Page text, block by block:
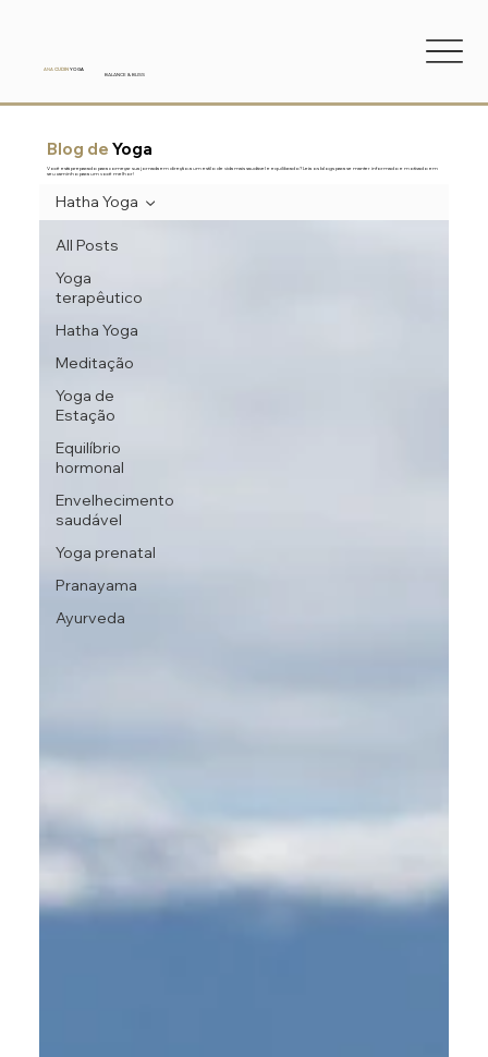
ANA CUDIN YOGA
BALANCE & BLISS
Blog de Yoga
Você está preparado para começar sua jornada em direção a um estilo de vida mais saudável e equilibrado? Leia os blogs para se manter informado e motivado em
seu caminho para um você melhor!
All Posts
Yoga
terapêutico
Hatha Yoga
Meditação
Yoga de
Estação
Equilíbrio
hormonal
Envelhecimento
saudável
Yoga prenatal
Pranayama
Ayurveda
Hatha Yoga